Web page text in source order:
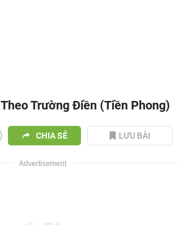
Theo Trường Điền (Tiền Phong)
CHIA SẺ LƯU BÀI